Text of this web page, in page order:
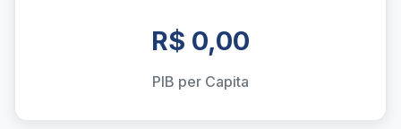
R$ 0,00
PIB per Capita